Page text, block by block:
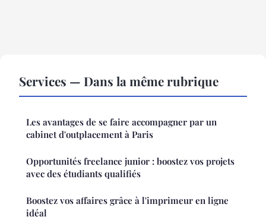
Services — Dans la même rubrique
Les avantages de se faire accompagner par un
cabinet d'outplacement à Paris
Opportunités freelance junior : boostez vos projets
avec des étudiants qualifiés
Boostez vos affaires grâce à l'imprimeur en ligne
idéal